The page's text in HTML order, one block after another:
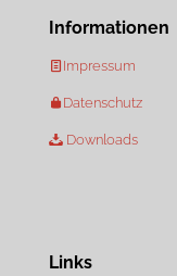
Informationen
Impressum
Datenschutz
Downloads
Links